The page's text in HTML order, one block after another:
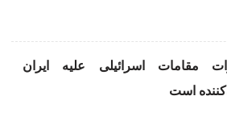
مقامات اسرائیلی علیه ایران
است